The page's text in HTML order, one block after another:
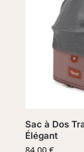
Sac à Dos
Élégant